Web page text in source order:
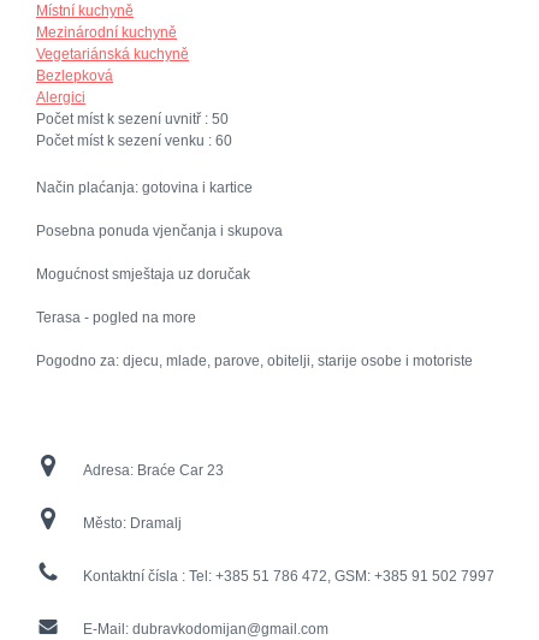
Místní kuchyně
Mezinárodní kuchyně
Vegetariánská kuchyně
Bezlepková
Alergici
Počet míst k sezení uvnitř : 50
Počet míst k sezení venku : 60
Način plaćanja: gotovina i kartice
Posebna ponuda vjenčanja i skupova
Mogućnost smještaja uz doručak
Terasa - pogled na more
Pogodno za: djecu, mlade, parove, obitelji, starije osobe i motoriste
Adresa: Braće Car 23
Město: Dramalj
Kontaktní čísla : Tel: +385 51 786 472, GSM: +385 91 502 7997
E-Mail: dubravkodomijan@gmail.com